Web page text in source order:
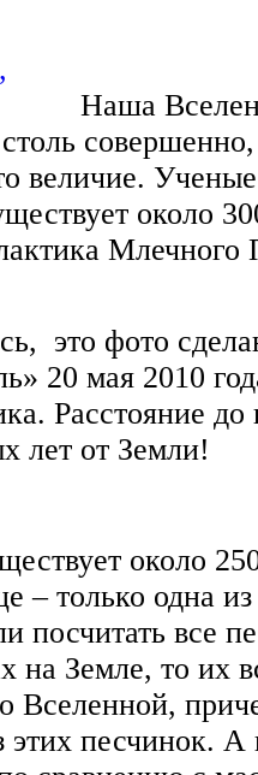
Наша
величие.
около
это фото
20 мая 2010
Расстояние до
лет от Земли!
около
– только одна из
посчитать все
на Земле, то их
Вселенной,
этих песчинок. А